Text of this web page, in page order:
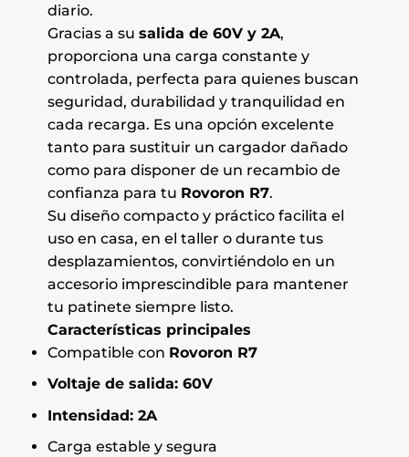
diario.
Gracias a su salida de 60V y 2A,
proporciona una carga constante y
controlada, perfecta para quienes buscan
seguridad, durabilidad y tranquilidad en
cada recarga. Es una opción excelente
tanto para sustituir un cargador dañado
como para disponer de un recambio de
confianza para tu Rovoron R7.
Su diseño compacto y práctico facilita el
uso en casa, en el taller o durante tus
desplazamientos, convirtiéndolo en un
accesorio imprescindible para mantener
tu patinete siempre listo.
Características principales
Compatible con Rovoron R7
Voltaje de salida: 60V
Intensidad: 2A
Carga estable y segura